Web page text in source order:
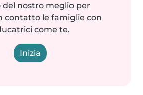
nostro meglio per
contatto le famiglie con
come te.
Inizia